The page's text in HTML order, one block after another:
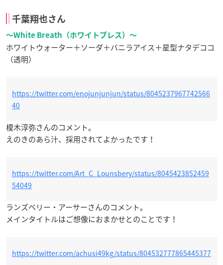
千葉翔也さん
〜White Breath（ホワイトブレス）〜
ホワイトウォーター＋ソーダ＋バニラアイス＋星型ナタデココ
（透明）
https://twitter.com/enojunjunjun/status/8045237967742566
40
榎木淳弥さんのコメント。
えのきのあら汁、採用されてよかったです！
https://twitter.com/Art_C_Lounsbery/status/8045423852459
54049
ランズベリー・アーサーさんのコメント。
メインタイトルはご想像におまかせとのことです！
https://twitter.com/achusi49kg/status/804532777865445377